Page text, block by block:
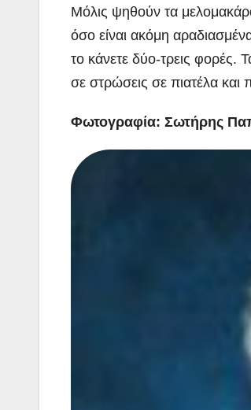
Μόλις ψηθούν τα
όσο είναι ακόμη
το κάνετε δύο-τρεις φορές.
σε στρώσεις σε πιατέλα
Φωτογραφία: Σωτήρης